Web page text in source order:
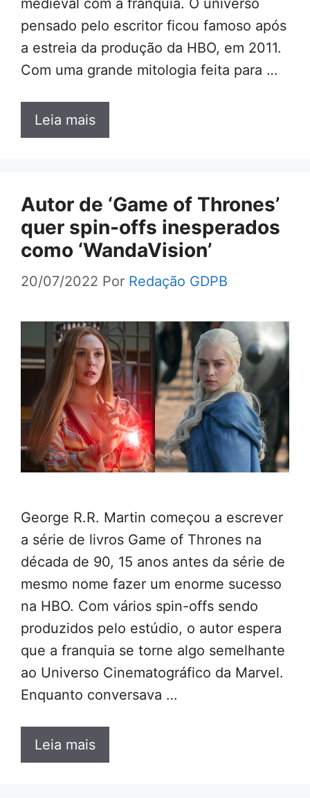
medieval com a franquia. O universo
pensado pelo escritor ficou famoso após
a estreia da produção da HBO, em 2011.
Com uma grande mitologia feita para …
Leia mais
Autor de ‘Game of Thrones’
quer spin-offs inesperados
como ‘WandaVision’
20/07/2022 Por Redação GDPB
George R.R. Martin começou a escrever
a série de livros Game of Thrones na
década de 90, 15 anos antes da série de
mesmo nome fazer um enorme sucesso
na HBO. Com vários spin-offs sendo
produzidos pelo estúdio, o autor espera
que a franquia se torne algo semelhante
ao Universo Cinematográfico da Marvel.
Enquanto conversava …
Leia mais